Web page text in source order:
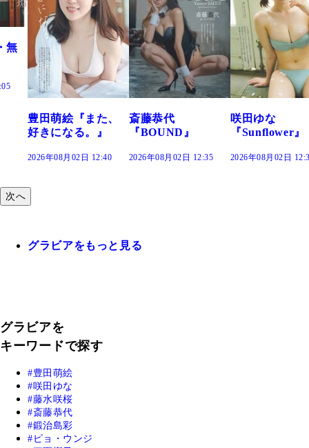
斎藤恭代
『BOUND』
2026年08月02日 12:35
咲田ゆな
『Sunflower』
2026年08月02日 12:30
藤水咲桜『花
だまり』
2026年08月02日
次へ
グラビアをもっと見る
グラビアを
キーワードで探す
豊田萌絵
咲田ゆな
藤水咲桜
斎藤恭代
鍛治島彩
ピョ・ウンジ